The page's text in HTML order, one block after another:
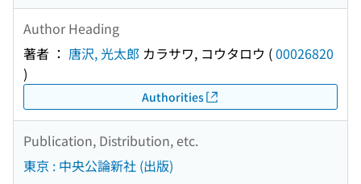
Author Heading
著者 ： 唐沢, 光太郎 カラサワ, コウタロウ (00026820
)
Authorities
Publication, Distribution, etc.
東京 : 中央公論新社 (出版)